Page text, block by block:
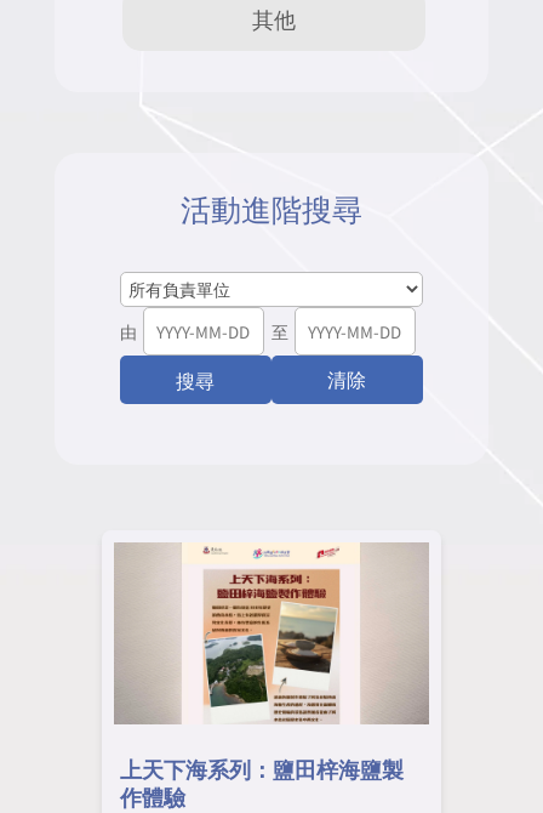
其他
活動進階搜尋
由 至
搜尋 清除
上天下海系列：鹽田梓海鹽製
作體驗